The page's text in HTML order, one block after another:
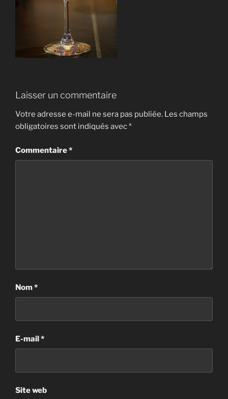
Laisser un commentaire
Votre adresse e-mail ne sera pas publiée. Les champs
obligatoires sont indiqués avec*
Commentaire*
Nom*
E-mail*
Site web